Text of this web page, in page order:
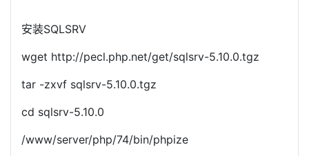
安装SQLSRV
wget http://pecl.php.net/get/sqlsrv-5.10.0.tgz
tar -zxvf sqlsrv-5.10.0.tgz
cd sqlsrv-5.10.0
/www/server/php/74/bin/phpize